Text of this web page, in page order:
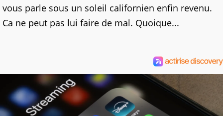
vous parle sous un soleil californien enfin revenu.
Ca ne peut pas lui faire de mal. Quoique...